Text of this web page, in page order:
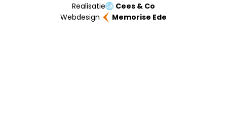
Realisatie
Cees & Co
Webdesign
Memorise Ede